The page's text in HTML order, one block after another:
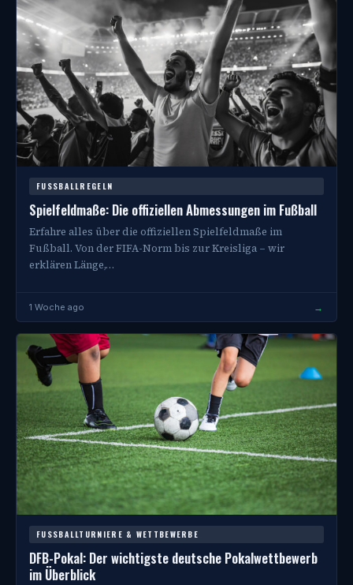
FUSSBALLREGELN
Spielfeldmaße: Die offiziellen Abmessungen im Fußball
Erfahre alles über die offiziellen Spielfeldmaße im
Fußball. Von der FIFA-Norm bis zur Kreisliga – wir
erklären Länge,…
1 Woche ago →
FUSSBALLTURNIERE & WETTBEWERBE
DFB-Pokal: Der wichtigste deutsche Pokalwettbewerb
im Überblick